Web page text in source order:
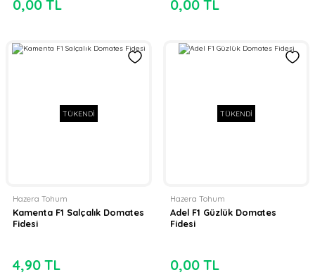
0,00 TL 0,00 TL
TÜKENDİ
Hazera Tohum
Kamenta F1 Salçalık Domates
Fidesi
4,90 TL
TÜKENDİ
Hazera Tohum
Adel F1 Güzlük Domates
Fidesi
0,00 TL